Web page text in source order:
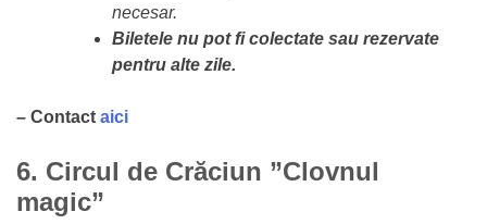
necesar.
Biletele nu pot fi colectate sau rezervate
pentru alte zile.
– Contact aici
6. Circul de Crăciun ”Clovnul
magic”